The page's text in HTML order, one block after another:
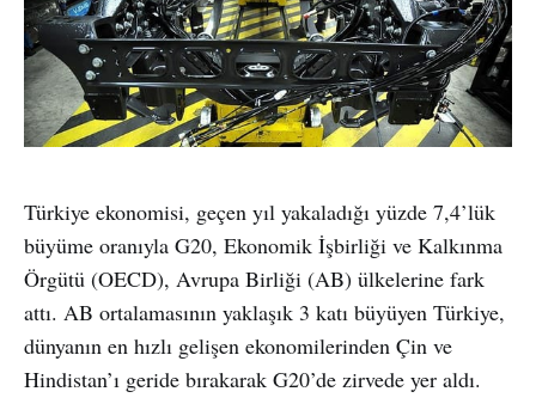
Türkiye ekonomisi, geçen yıl yakaladığı yüzde 7,4’lük
büyüme oranıyla G20, Ekonomik İşbirliği ve Kalkınma
Örgütü (OECD), Avrupa Birliği (AB) ülkelerine fark
attı. AB ortalamasının yaklaşık 3 katı büyüyen Türkiye,
dünyanın en hızlı gelişen ekonomilerinden Çin ve
Hindistan’ı geride bırakarak G20’de zirvede yer aldı.